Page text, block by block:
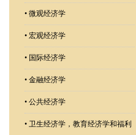
• 微观经济学
• 宏观经济学
• 国际经济学
• 金融经济学
• 公共经济学
• 卫生经济学，教育经济学和福利